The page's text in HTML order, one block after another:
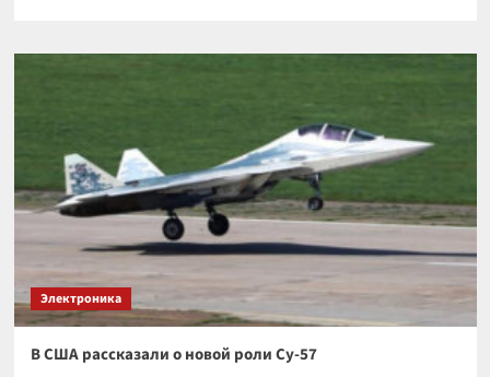
Электроника
В США рассказали о новой роли Су-57